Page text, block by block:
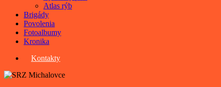
Atlas rýb
Brigády
Povolenia
Fotoalbumy
Kronika
Kontakty